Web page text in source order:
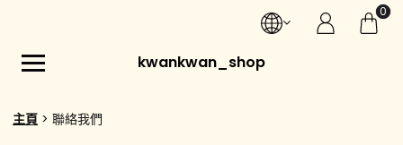
0
kwankwan_shop
主頁 聯絡我們